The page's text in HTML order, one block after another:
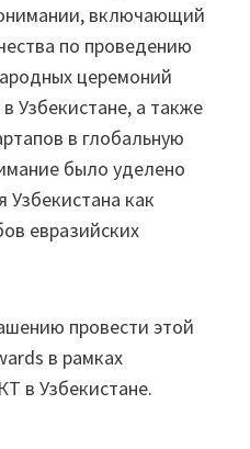
включающий
по проведению
церемоний
Узбекистане, а также
в глобальную
было уделено
как
евразийских
провести этой
в рамках
в Узбекистане.